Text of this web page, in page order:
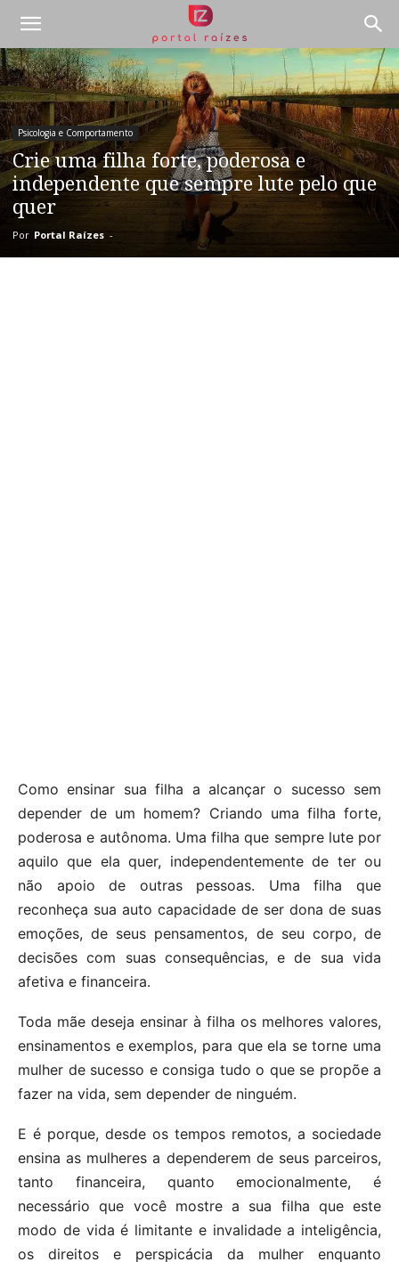
Psicologia e Comportamento
Crie uma filha forte, poderosa e
independente que sempre lute pelo que
quer
Por Portal Raízes -
Como ensinar sua filha a alcançar o sucesso sem
depender de um homem? Criando uma filha forte,
poderosa e autônoma. Uma filha que sempre lute por
aquilo que ela quer, independentemente de ter ou
não apoio de outras pessoas. Uma filha que
reconheça sua auto capacidade de ser dona de suas
emoções, de seus pensamentos, de seu corpo, de
decisões com suas consequências, e de sua vida
afetiva e financeira.
Toda mãe deseja ensinar à filha os melhores valores,
ensinamentos e exemplos, para que ela se torne uma
mulher de sucesso e consiga tudo o que se propõe a
fazer na vida, sem depender de ninguém.
E é porque, desde os tempos remotos, a sociedade
ensina as mulheres a dependerem de seus parceiros,
tanto financeira, quanto emocionalmente, é
necessário que você mostre a sua filha que este
modo de vida é limitante e invalidade a inteligência,
os direitos e perspicácia da mulher enquanto